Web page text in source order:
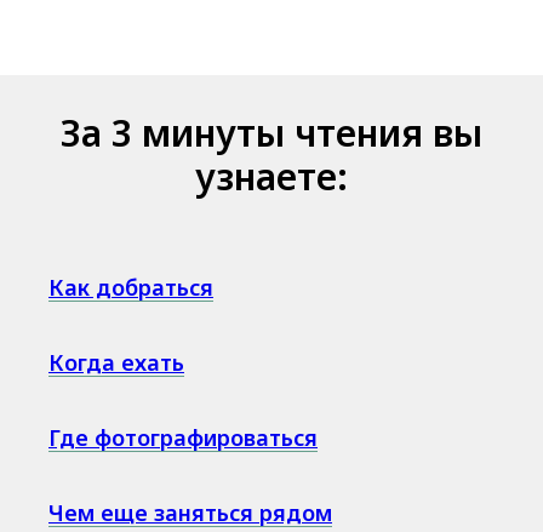
За 3 минуты чтения вы
узнаете:
Как добраться
Когда ехать
Где фотографироваться
Чем еще заняться рядом